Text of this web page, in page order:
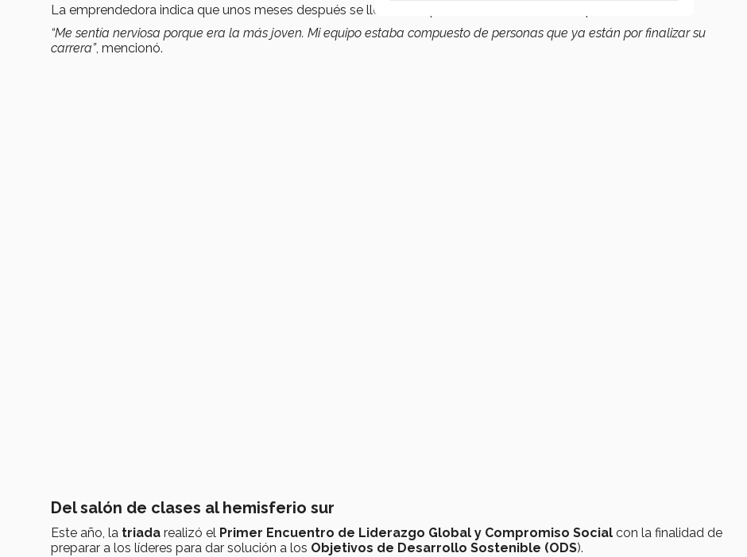
La emprendedora indica que unos meses después se llevó la sorpresa de ser seleccionada para este reto.
“Me sentía nerviosa porque era la más joven. Mi equipo estaba compuesto de personas que ya están por finalizar su
carrera”, mencionó.
Del salón de clases al hemisferio sur
Este año, la triada realizó el Primer Encuentro de Liderazgo Global y Compromiso Social con la finalidad de
preparar a los líderes para dar solución a los Objetivos de Desarrollo Sostenible (ODS).